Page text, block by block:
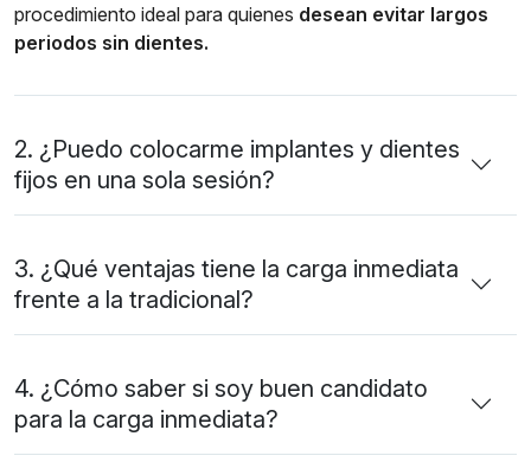
procedimiento ideal para quienes desean evitar largos
periodos sin dientes.
2. ¿Puedo colocarme implantes y dientes
fijos en una sola sesión?
3. ¿Qué ventajas tiene la carga inmediata
frente a la tradicional?
4. ¿Cómo saber si soy buen candidato
para la carga inmediata?